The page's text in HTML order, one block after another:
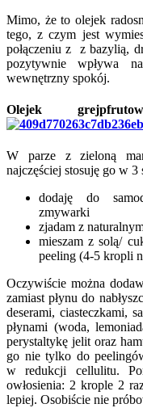
Mimo, że to olejek
tego, z czym jest
połączeniu z
z bazylią,
pozytywnie wpływa
wewnętrzny spokój.
Olejek
W parze z zieloną
najczęściej stosuję go w 3
dodaję do
zmywarki
zjadam z
mieszam z solą/
peeling (4-5 kropli
Oczywiście można
zamiast płynu do
deserami, ciasteczkami,
płynami (woda,
perystaltykę jelit oraz
go nie tylko do
w redukcji cellulitu.
owłosienia: 2 krople 2
lepiej. Osobiście nie